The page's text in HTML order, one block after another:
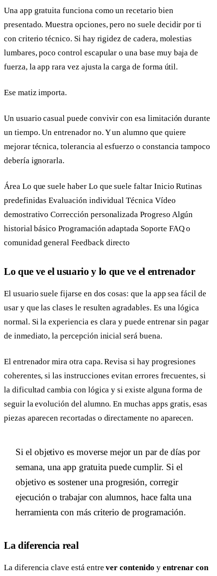
Una app gratuita funciona como un recetario bien
presentado. Muestra opciones, pero no suele decidir por ti
con criterio técnico. Si hay rigidez de cadera, molestias
lumbares, poco control escapular o una base muy baja de
fuerza, la app rara vez ajusta la carga de forma útil.
Ese matiz importa.
Un usuario casual puede convivir con esa limitación durante
un tiempo. Un entrenador no. Y un alumno que quiere
mejorar técnica, tolerancia al esfuerzo o constancia tampoco
debería ignorarla.
Área Lo que suele haber Lo que suele faltar Inicio Rutinas
predefinidas Evaluación individual Técnica Vídeo
demostrativo Corrección personalizada Progreso Algún
historial básico Programación adaptada Soporte FAQ o
comunidad general Feedback directo
Lo que ve el usuario y lo que ve el entrenador
El usuario suele fijarse en dos cosas: que la app sea fácil de
usar y que las clases le resulten agradables. Es una lógica
normal. Si la experiencia es clara y puede entrenar sin pagar
de inmediato, la percepción inicial será buena.
El entrenador mira otra capa. Revisa si hay progresiones
coherentes, si las instrucciones evitan errores frecuentes, si
la dificultad cambia con lógica y si existe alguna forma de
seguir la evolución del alumno. En muchas apps gratis, esas
piezas aparecen recortadas o directamente no aparecen.
Si el objetivo es moverse mejor un par de días por
semana, una app gratuita puede cumplir. Si el
objetivo es sostener una progresión, corregir
ejecución o trabajar con alumnos, hace falta una
herramienta con más criterio de programación.
La diferencia real
La diferencia clave está entrever contenido y entrenar con